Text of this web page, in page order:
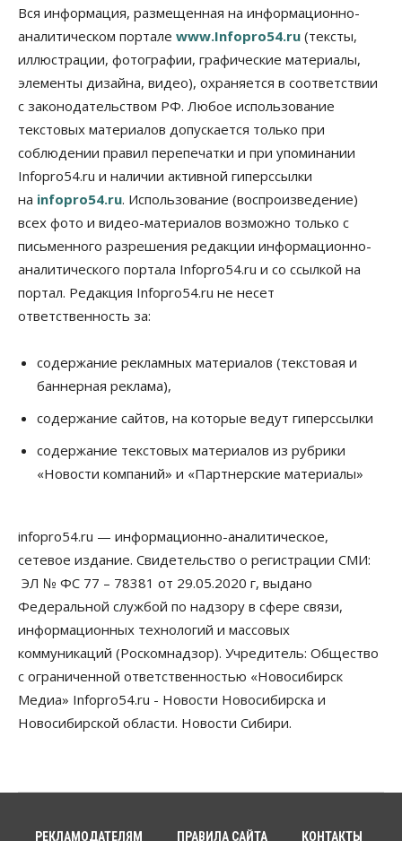
Спрос на машино-места в
Новосибирской области вырос в полтора раза
08 Августа 2026, 18:00
Общество
К современному юридическому образованию в
России возникает много вопросов
08 Августа 2026, 17:00
Общество
Новосибирские вузы опубликовали
приказы о зачислении на бюджетные места
08 Августа 2026, 16:00
Технологии
Искусственный интеллект впервые выписал
штраф за борщевик
Продажи подержанных электромобилей в
Новосибирской области растут второй месяц
08 Августа 2026, 13:00
Детские центры Новосибирска
перегибают с «педагогикой успеха», считает
психолог
Бизнес Общество
Союз продавцов маркетплейсов
обратился в правительство РФ из-за атак на WB
08 Августа 2026, 10:00
Общество
Новосибирцы будут получать квитанции за ЖКУ
по-новому
08 Августа 2026, 09:00
Бизнес
В Новосибирской области резко
против нового закона о памятниках
Вся информация, размещенная на информационно-
аналитическом портале www.Infopro54.ru (тексты,
иллюстрации, фотографии, графические материалы,
элементы дизайна, видео), охраняется в соответствии
с законодательством РФ. Любое использование
текстовых материалов допускается только при
соблюдении правил перепечатки и при упоминании
Infopro54.ru и наличии активной гиперссылки
на infopro54.ru. Использование (воспроизведение)
всех фото и видео-материалов возможно только с
письменного разрешения редакции информационно-
аналитического портала Infopro54.ru и со ссылкой на
портал. Редакция Infopro54.ru не несет
ответственность за:
содержание рекламных материалов (текстовая и
баннерная реклама),
содержание сайтов, на которые ведут гиперссылки
содержание текстовых материалов из рубрики
«Новости компаний» и «Партнерские материалы»
infopro54.ru — информационно-аналитическое,
сетевое издание. Свидетельство о регистрации СМИ:
ЭЛ № ФС 77 – 78381 от 29.05.2020 г, выдано
Федеральной службой по надзору в сфере связи,
информационных технологий и массовых
коммуникаций (Роскомнадзор). Учредитель: Общество
с ограниченной ответственностью «Новосибирск
Медиа» Infopro54.ru - Новости Новосибирска и
Новосибирской области. Новости Сибири.
РЕКЛАМОДАТЕЛЯМ ПРАВИЛА САЙТА КОНТАКТЫ